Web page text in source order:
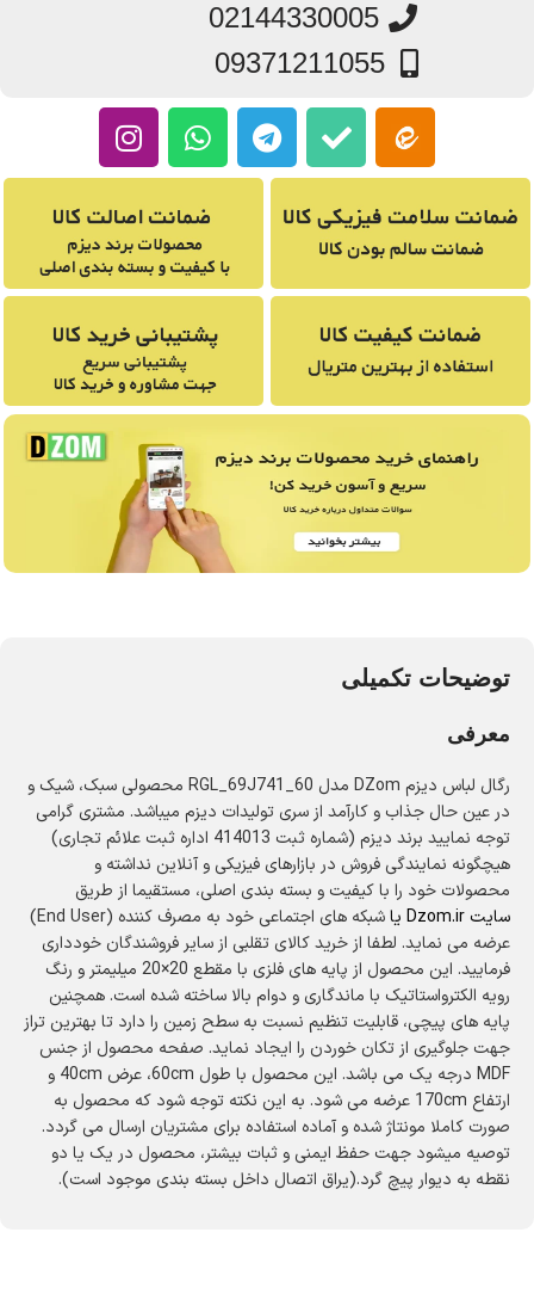
02144330005
09371211055
توضیحات تکمیلی
معرفی
رگال لباس دیزم DZom مدل RGL_69J741_60 محصولی سبک، شیک و
در عین حال جذاب و کارآمد از سری تولیدات دیزم میباشد. مشتری گرامی
توجه نمایید برند دیزم (شماره ثبت 414013 اداره ثبت علائم تجاری)
هیچگونه نمایندگی فروش در بازارهای فیزیکی و آنلاین نداشته و
محصولات خود را با کیفیت و بسته بندی اصلی، مستقیما از طریق
سایت Dzom.ir یا
شبکه های اجتماعی خود به مصرف کننده (End User)
عرضه می نماید. لطفا از خرید کالای تقلبی از سایر فروشندگان خودداری
فرمایید. این محصول از پایه های فلزی با مقطع 20×20 میلیمتر و رنگ
رویه الکترواستاتیک با ماندگاری و دوام بالا ساخته شده است. همچنین
پایه های پیچی، قابلیت تنظیم نسبت به سطح زمین را دارد تا بهترین تراز
جهت جلوگیری از تکان خوردن را ایجاد نماید. صفحه محصول از جنس
MDF درجه یک می باشد. این محصول با طول 60cm، عرض 40cm و
ارتفاع 170cm عرضه می شود. به این نکته توجه شود که محصول به
صورت کاملا مونتاژ شده و آماده استفاده برای مشتریان ارسال می گردد.
توصیه میشود جهت حفظ ایمنی و ثبات بیشتر، محصول در یک یا دو
نقطه به دیوار پیچ گرد.(یراق اتصال داخل بسته بندی موجود است).